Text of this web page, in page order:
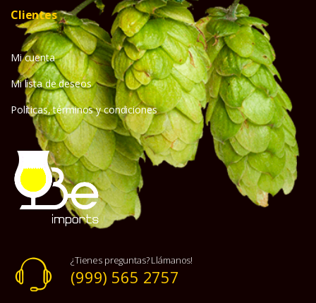
Clientes
Mi cuenta
Mi lista de deseos
Políticas, términos y condiciones
¿Tienes preguntas? Llámanos!
(999) 565 2757